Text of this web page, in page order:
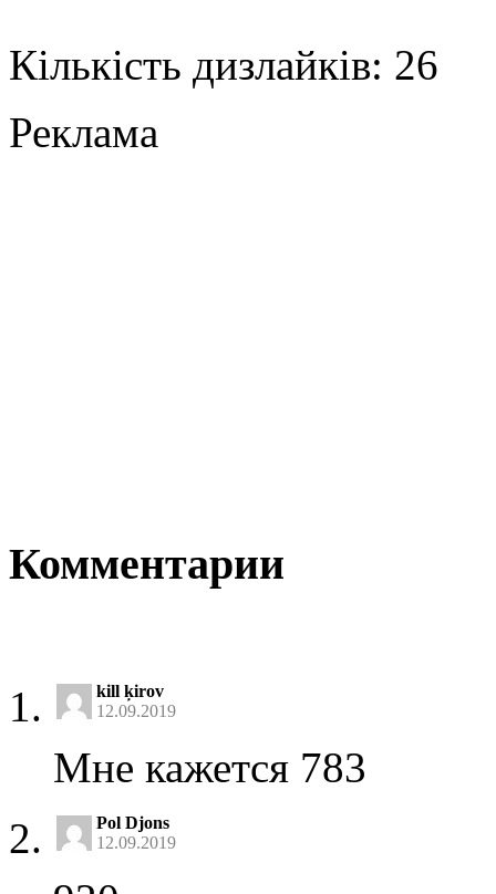
Кількість дизлайків: 26
Реклама
Комментарии
kill ķirov
12.09.2019
Мне кажется 783
Pol Djons
12.09.2019